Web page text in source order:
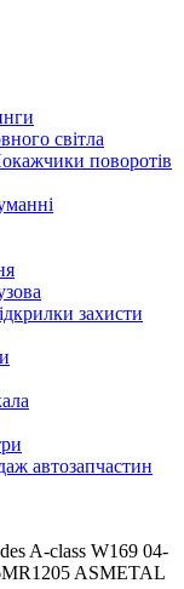
світла
поворотів
захисти
автозапчастин
A-class W169 04-
ASMETAL